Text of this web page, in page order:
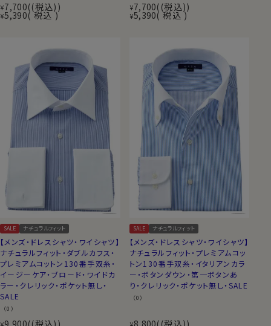
¥7,700 (税込)
¥5,390 税込
¥7,700 (税込)
¥5,390 税込
SALE ナチュラルフィット
【メンズ・ドレスシャツ・ワイシャツ】
ナチュラルフィット・ダブルカフス・
プレミアムコットン130番手双糸・
イージーケア・ブロード・ワイドカ
ラー・クレリック・ポケット無し・
SALE
（0）
9,900 (税込)
SALE ナチュラルフィット
【メンズ・ドレスシャツ・ワイシャツ】
ナチュラルフィット・プレミアムコッ
トン130番手双糸・イタリアンカラ
ー・ボタンダウン・第一ボタンあ
り・クレリック・ポケット無し・SALE
（0）
8,800 (税込)